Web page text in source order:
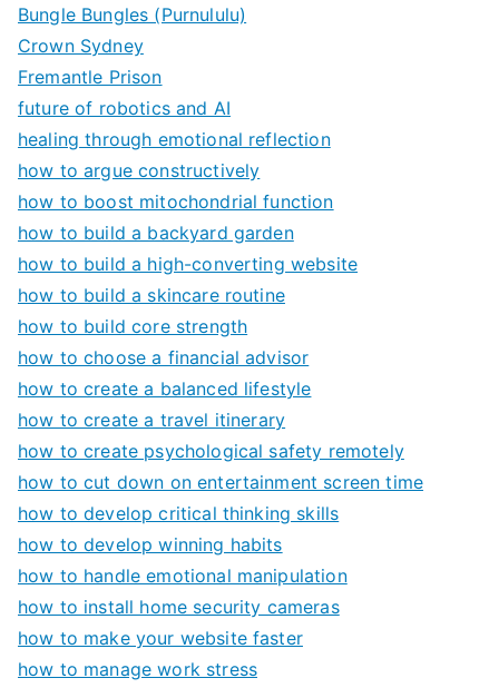
Bungle Bungles (Purnululu)
Crown Sydney
Fremantle Prison
future of robotics and AI
healing through emotional reflection
how to argue constructively
how to boost mitochondrial function
how to build a backyard garden
how to build a high-converting website
how to build a skincare routine
how to build core strength
how to choose a financial advisor
how to create a balanced lifestyle
how to create a travel itinerary
how to create psychological safety remotely
how to cut down on entertainment screen time
how to develop critical thinking skills
how to develop winning habits
how to handle emotional manipulation
how to install home security cameras
how to make your website faster
how to manage work stress